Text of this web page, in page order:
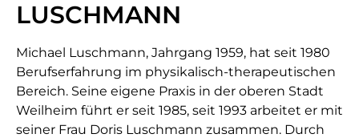
LUSCHMANN
Michael Luschmann, Jahrgang 1959, hat seit 1980
Berufserfahrung im physikalisch-therapeutischen
Bereich. Seine eigene Praxis in der oberen Stadt
Weilheim führt er seit 1985, seit 1993 arbeitet er mit
seiner Frau Doris Luschmann zusammen. Durch